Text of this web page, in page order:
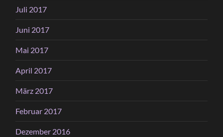
Juli 2017
Juni 2017
Mai 2017
April 2017
März 2017
Februar 2017
Dezember 2016